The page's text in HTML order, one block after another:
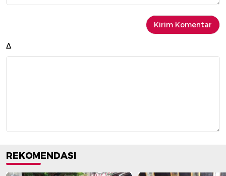
Δ
REKOMENDASI